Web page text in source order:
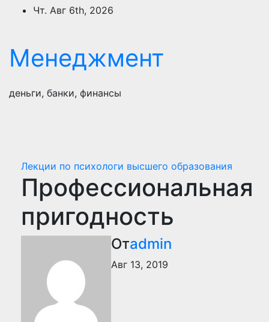
ПерейтиЧт. Авг 6th, 2026
Менеджмент
деньги, банки, финансы
Лекции по психологи высшего образования
Профессиональная
пригодность
Отadmin
Авг 13, 2019